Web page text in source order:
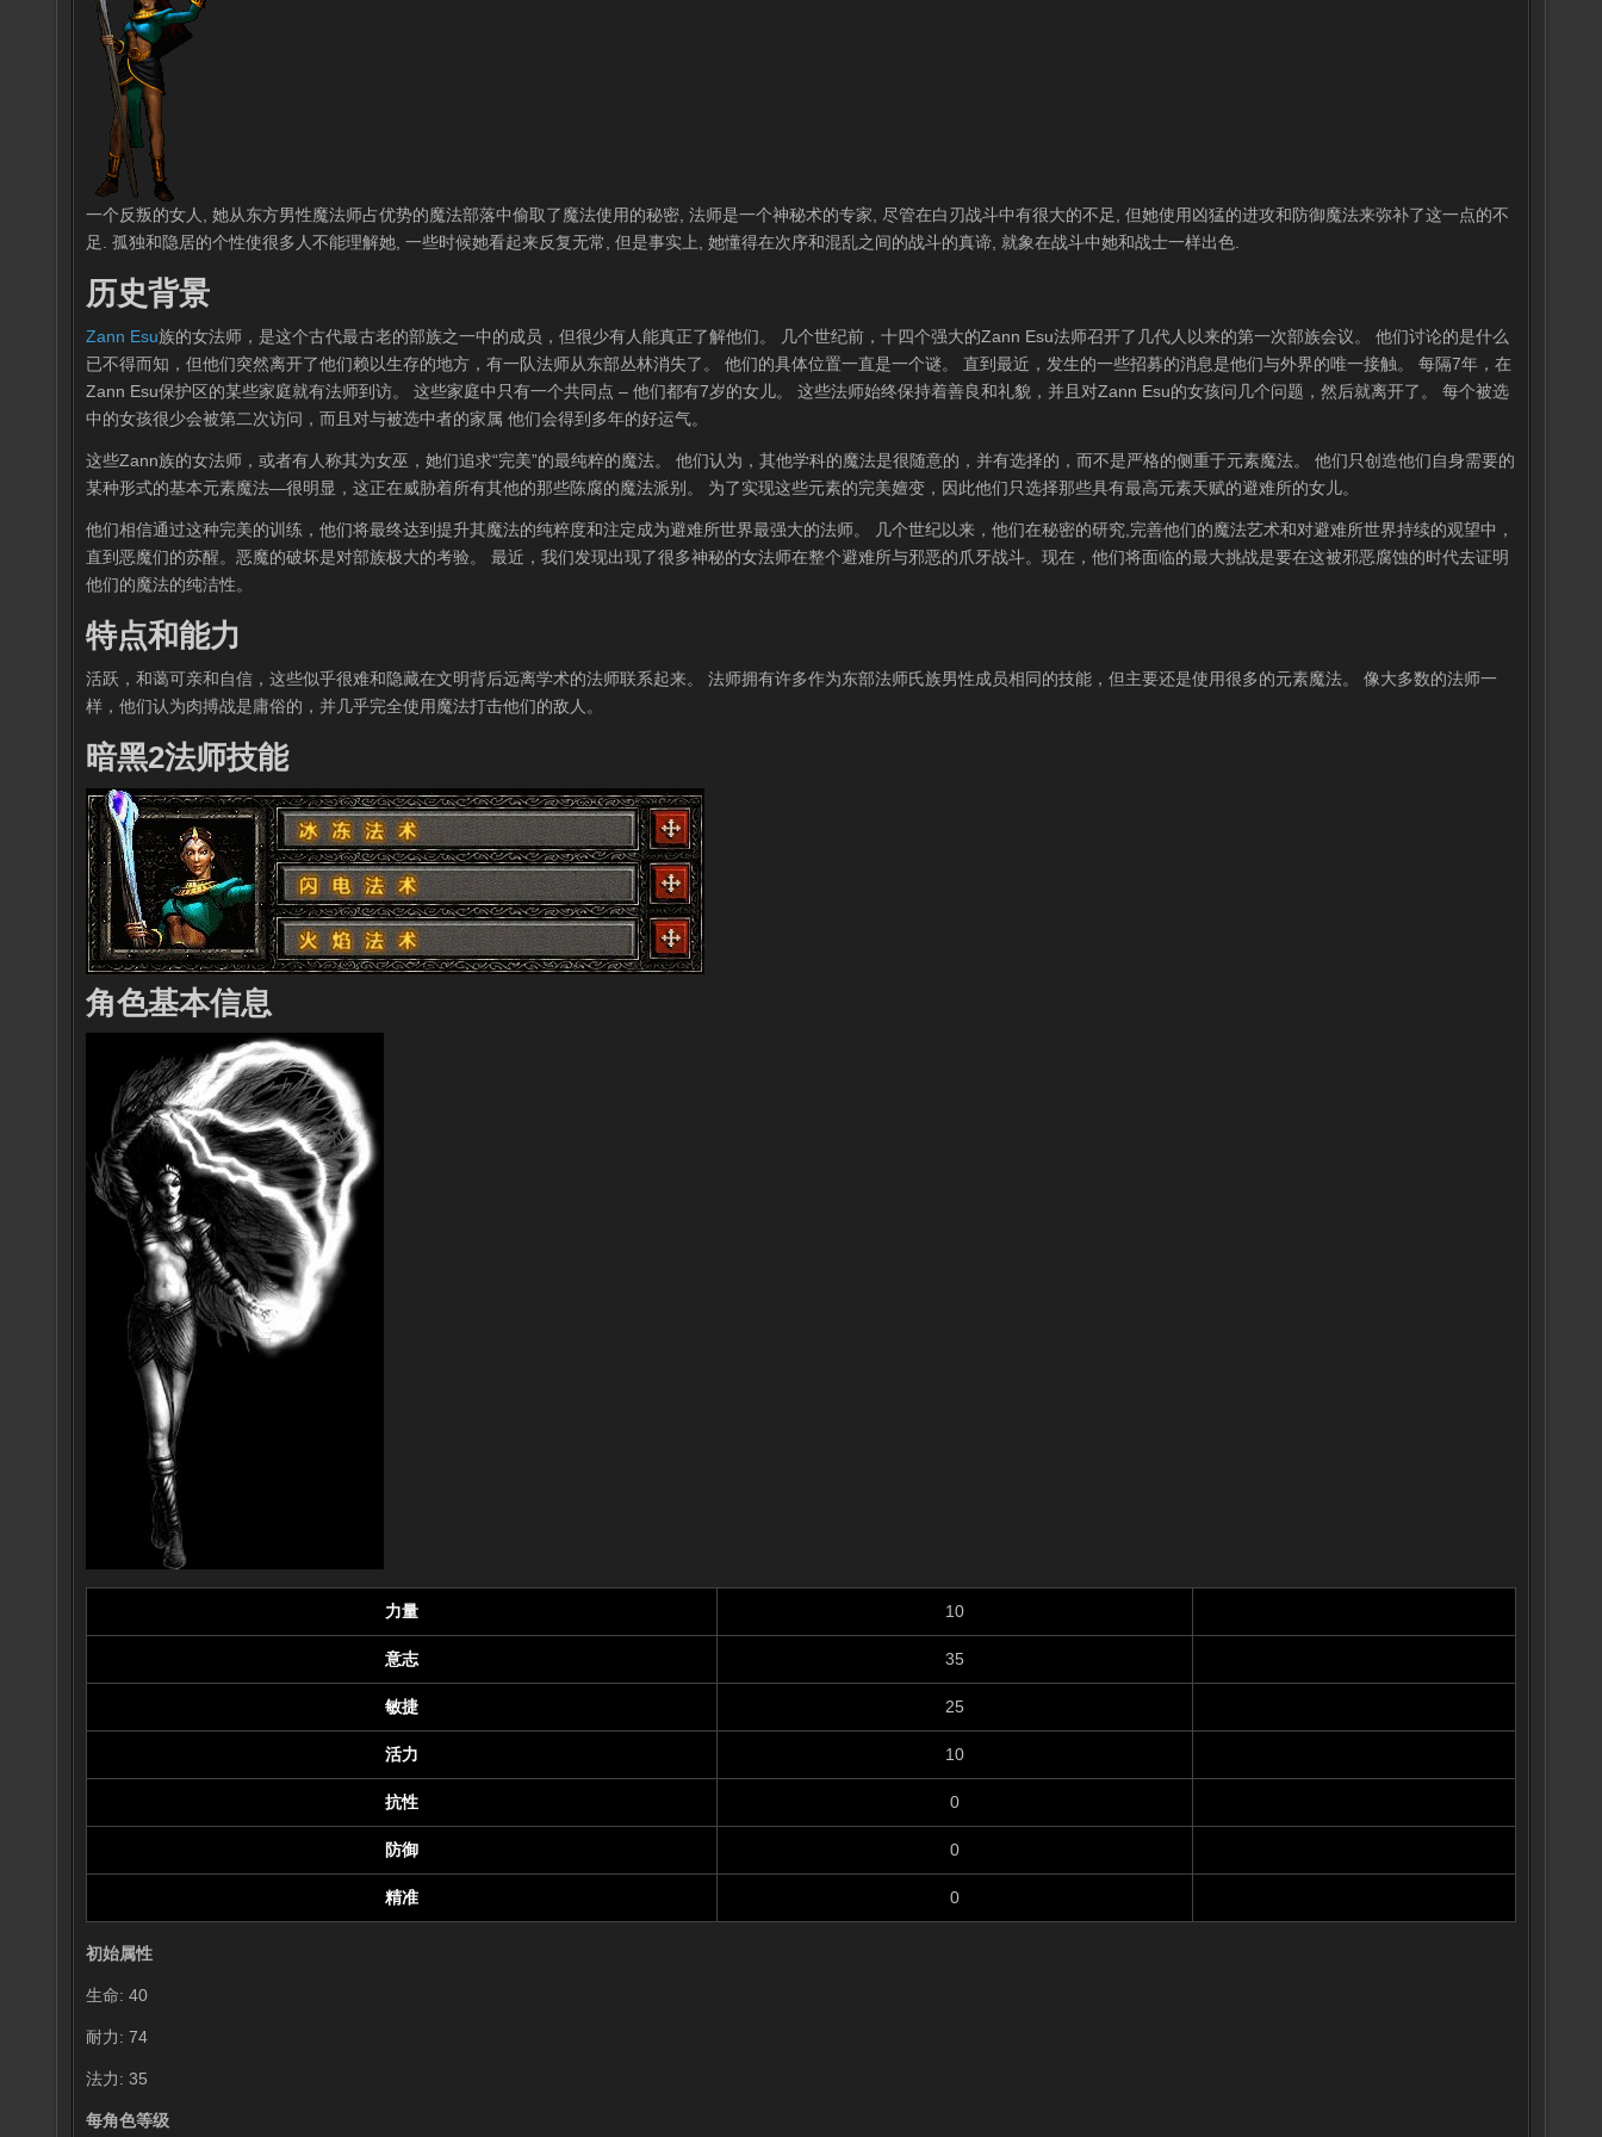
一个反叛的女人, 她从东方男性魔法师占优势的魔法部落中偷取了魔法使用的秘密, 法师是一个神秘术的专家, 尽管在白刃战斗中有很大的不足, 但她使用凶猛的进攻和防御魔法来弥补了这一点的不
足. 孤独和隐居的个性使很多人不能理解她, 一些时候她看起来反复无常, 但是事实上, 她懂得在次序和混乱之间的战斗的真谛, 就象在战斗中她和战士一样出色.
历史背景
Zann Esu族的女法师，是这个古代最古老的部族之一中的成员，但很少有人能真正了解他们。 几个世纪前，十四个强大的Zann Esu法师召开了几代人以来的第一次部族会议。 他们讨论的是什么
已不得而知，但他们突然离开了他们赖以生存的地方，有一队法师从东部丛林消失了。 他们的具体位置一直是一个谜。 直到最近，发生的一些招募的消息是他们与外界的唯一接触。 每隔7年，在
Zann Esu保护区的某些家庭就有法师到访。 这些家庭中只有一个共同点 – 他们都有7岁的女儿。 这些法师始终保持着善良和礼貌，并且对Zann Esu的女孩问几个问题，然后就离开了。 每个被选
中的女孩很少会被第二次访问，而且对与被选中者的家属 他们会得到多年的好运气。
这些Zann族的女法师，或者有人称其为女巫，她们追求“完美”的最纯粹的魔法。 他们认为，其他学科的魔法是很随意的，并有选择的，而不是严格的侧重于元素魔法。 他们只创造他们自身需要的
某种形式的基本元素魔法—很明显，这正在威胁着所有其他的那些陈腐的魔法派别。 为了实现这些元素的完美嬗变，因此他们只选择那些具有最高元素天赋的避难所的女儿。
他们相信通过这种完美的训练，他们将最终达到提升其魔法的纯粹度和注定成为避难所世界最强大的法师。 几个世纪以来，他们在秘密的研究,完善他们的魔法艺术和对避难所世界持续的观望中，
直到恶魔们的苏醒。恶魔的破坏是对部族极大的考验。 最近，我们发现出现了很多神秘的女法师在整个避难所与邪恶的爪牙战斗。现在，他们将面临的最大挑战是要在这被邪恶腐蚀的时代去证明
他们的魔法的纯洁性。
特点和能力
活跃，和蔼可亲和自信，这些似乎很难和隐藏在文明背后远离学术的法师联系起来。 法师拥有许多作为东部法师氏族男性成员相同的技能，但主要还是使用很多的元素魔法。 像大多数的法师一
样，他们认为肉搏战是庸俗的，并几乎完全使用魔法打击他们的敌人。
暗黑2法师技能
角色基本信息
力量 10
意志 35
敏捷 25
活力 10
抗性 0
防御 0
精准 0
初始属性
生命: 40
耐力: 74
法力: 35
每角色等级